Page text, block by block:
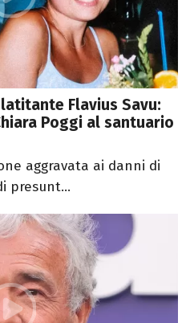
Flavius Savu:
Poggi al santuario
aggravata ai danni di
presunt...